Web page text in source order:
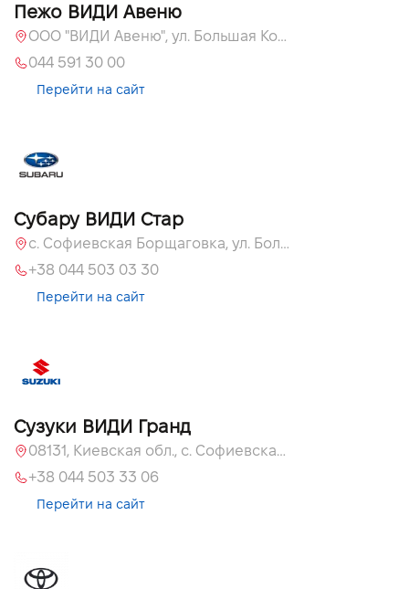
Пежо ВИДИ Авеню
ООО "ВИДИ Авеню", ул. Большая Кольцевая, 60
044 591 30 00
Перейти на сайт
Субару ВИДИ Стар
с. Софиевская Борщаговка, ул. Большая Окружная, 60 А
+38 044 503 03 30
Перейти на сайт
Сузуки ВИДИ Гранд
08131, Киевская обл., с. Софиевская Борщаговка, ул. Большая Кольцевая, 60
+38 044 503 33 06
Перейти на сайт